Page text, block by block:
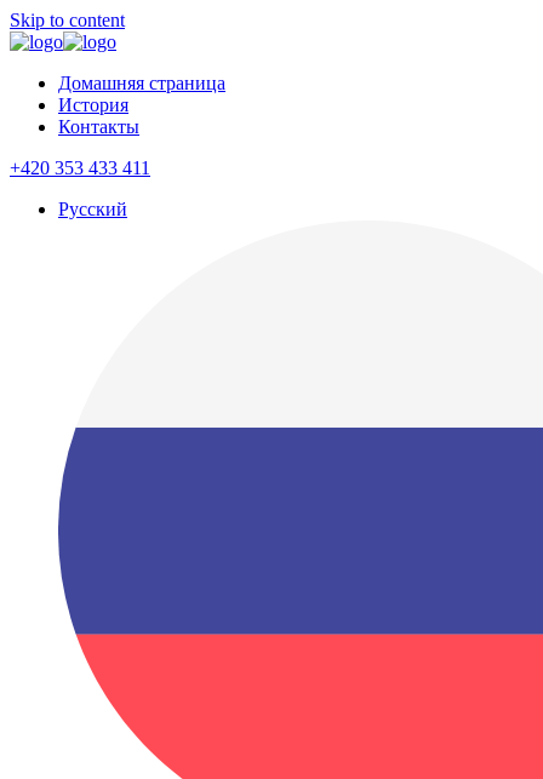
Skip to content
Домашняя страница
История
Контакты
+420 353 433 411
Русский